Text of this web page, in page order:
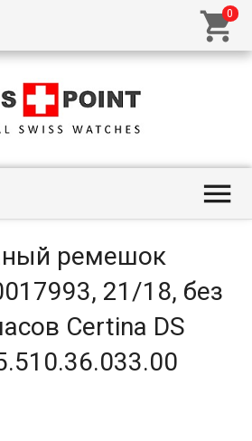


ремешок
21/18, без
Certina DS